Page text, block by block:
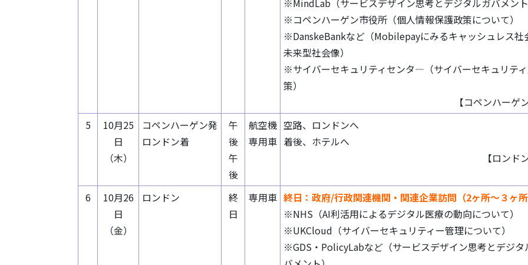
※コペンハーゲン市役所（個人情報保護政策について）
※DanskeBankなど（Mobilepayにみるキャッシュレス社
未来型社会像）
※サイバーセキュリティセンタ―（サイバーセキュリテ
策）
【コペンハーゲ
5
10月25
日
（木）
コペンハーゲン発
ロンドン着
午
後
午
後
航空機
専用車
空路、ロンドンへ
着後、ホテルへ
【ロンド
6
10月26
日
（金）
ロンドン
終
日
専用車 終日：政府/行政関連機関・関連企業訪問（2ヶ所～３ヶ所
※NHS（AI利活用によるデジタル医療の動向について）
※UKCloud（サイバーセキュリティー管理について）
※GDS・PolicyLabなど（サービスデザイン思考とデジタ